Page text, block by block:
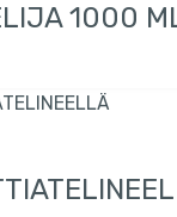
1000